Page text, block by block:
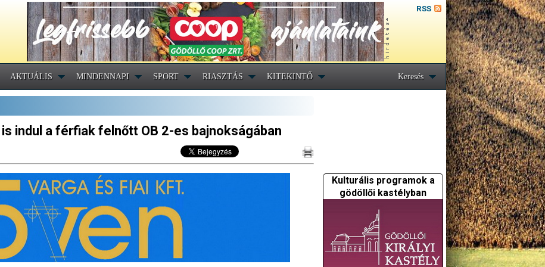
RSS
AKTUÁLIS MINDENNAPI SPORT RIASZTÁS KITEKINTŐ Keresés
indul a férfiak felnőtt OB 2-es bajnokságában
Kulturális programok a
gödöllői kastélyban